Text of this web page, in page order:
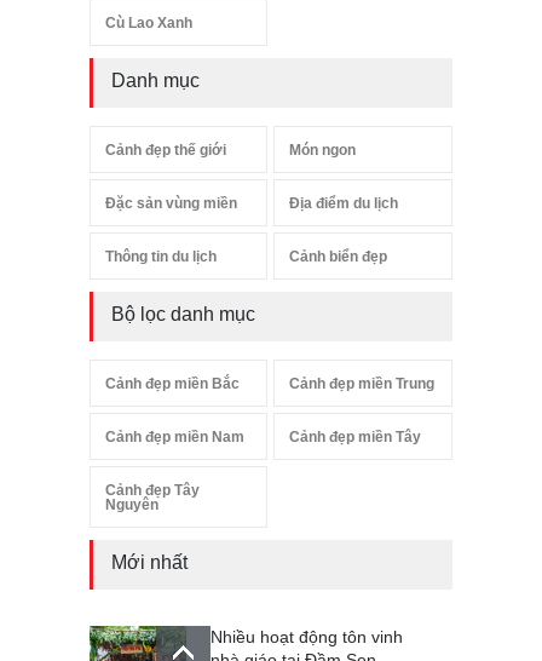
Cù Lao Xanh
Danh mục
Cảnh đẹp thế giới Món ngon
Đặc sản vùng miền Địa điểm du lịch
Thông tin du lịch Cảnh biển đẹp
Bộ lọc danh mục
Cảnh đẹp miền Bắc Cảnh đẹp miền Trung
Cảnh đẹp miền Nam Cảnh đẹp miền Tây
Cảnh đẹp Tây
Nguyên
Mới nhất
Nhiều hoạt động tôn vinh